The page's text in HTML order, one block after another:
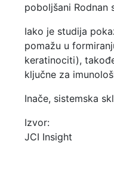
poboljšani Rodnan
Iako je studija
pomažu u
keratinociti),
ključne za
Inače, sistemska
Izvor:
JCI Insight